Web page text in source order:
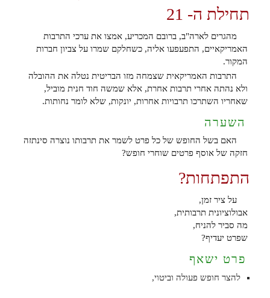
תחילת ה- 21
מהגרים לארה"ב, ברובם המכריע, אמצו את ערכי התרבות
האמריקאיים, התפעפעו אליה, כשחלקם שמרו על צביון חברות
המקור.
התרבות האמריקאית שצמחה מזו הבריטית נטלה את ההובלה
ולא נהתה אחרי תרבות אחרת, אלא שמשה חוד חנית מוביל,
שאחריו השתרכו תרבויות אחרות, יונקות, שלא לומר נחותות.
השערה
האם בשל החופש של כל פרט לשמר את תרבותו נוצרה סינתזה
חזקה של אוסף פרטים שוחרי חופש?
התפתחות?
על ציר זמן,
אבולוציונית תרבותית,
מה סביר להניח,
שפרט יעדיף?
פרט ישאף
להצר חופש פעולה וביטוי,